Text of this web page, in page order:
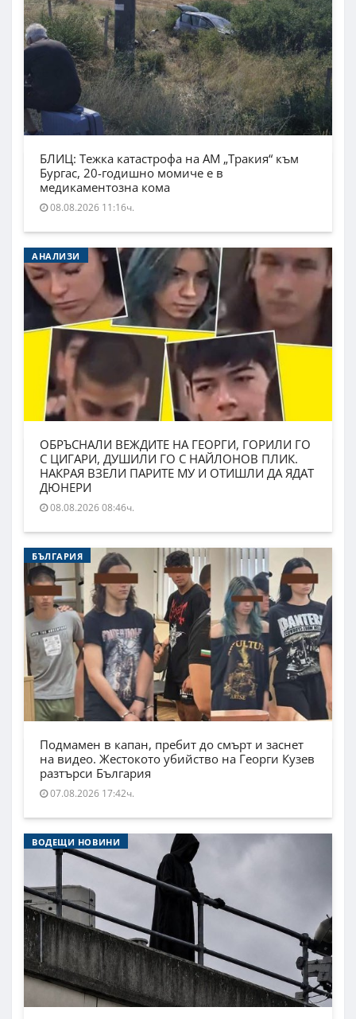
БЛИЦ: Тежка катастрофа на АМ „Тракия“ към
Бургас, 20-годишно момиче е в
медикаментозна кома
08.08.2026 11:16ч.
АНАЛИЗИ
ОБРЪСНАЛИ ВЕЖДИТЕ НА ГЕОРГИ, ГОРИЛИ ГО
С ЦИГАРИ, ДУШИЛИ ГО С НАЙЛОНОВ ПЛИК.
НАКРАЯ ВЗЕЛИ ПАРИТЕ МУ И ОТИШЛИ ДА ЯДАТ
ДЮНЕРИ
08.08.2026 08:46ч.
БЪЛГАРИЯ
Подмамен в капан, пребит до смърт и заснет
на видео. Жестокото убийство на Георги Кузев
разтърси България
07.08.2026 17:42ч.
ВОДЕЩИ НОВИНИ